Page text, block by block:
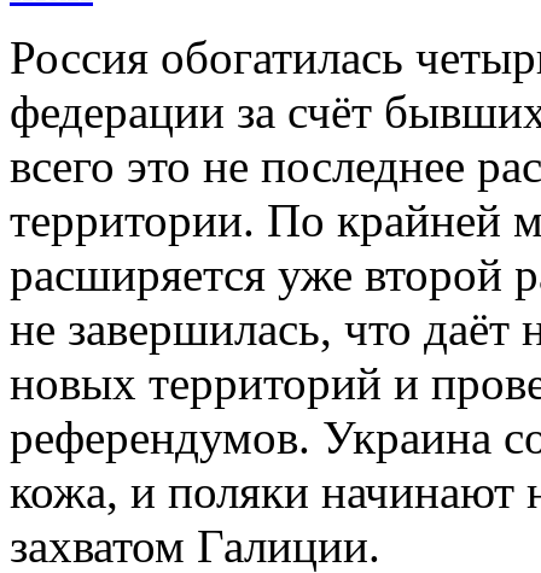
Россия обогатилась
федерации за счёт
всего это не последнее
территории. По крайней
расширяется уже второй
не завершилась, что
новых территорий и
референдумов. Украина
кожа, и поляки начинают
захватом Галиции.